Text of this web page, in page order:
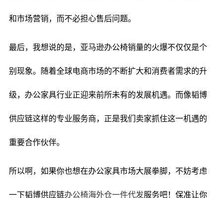
和市场营销，而不必担心售后问题。
最后，我想说的是，亚马逊办公椅销量的火爆不仅仅是个
别现象。随着全球电商市场的不断扩大和消费者需求的升
级，办公家具行业正迎来前所未有的发展机遇。而像韬博
供应链这样的专业服务商，正是我们卖家抓住这一机遇的
重要合作伙伴。
所以啊，如果你也想在办公家具市场大展拳脚，不妨考虑
一下韬博供应链办公椅海外仓一件代发服务吧！保准让你